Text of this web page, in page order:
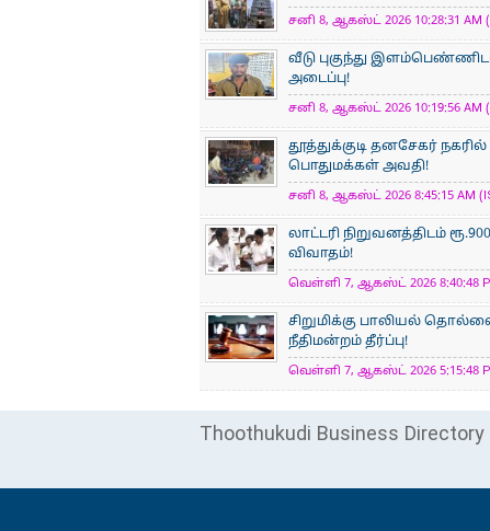
சனி 8, ஆகஸ்ட் 2026 10:28:31 AM
வீடு புகுந்து
அடைப்பு!
சனி 8, ஆகஸ்ட் 2026 10:19:56 AM
தூத்துக்குடி தனசேகர்
பொதுமக்கள் அவதி!
சனி 8, ஆகஸ்ட் 2026 8:45:15 AM
லாட்டரி நிறுவனத்திடம்
விவாதம்!
வெள்ளி 7, ஆகஸ்ட் 2026 8:40:48
சிறுமிக்கு பாலியல்
நீதிமன்றம் தீர்ப்பு!
வெள்ளி 7, ஆகஸ்ட் 2026 5:15:48
Thoothukudi Business Directory